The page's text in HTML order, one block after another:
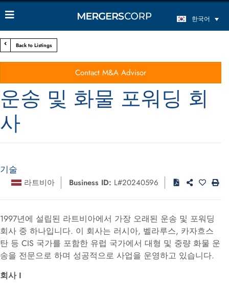
한국어
Back to Listings
Contact M&A Advisor
운송 및 화물 포워딩 회
사
기술
라트비아 Business ID: L#20240596
1997년에 설립된 라트비아에서 가장 오래된 운송 및 포워딩
회사 중 하나입니다. 이 회사는 러시아, 벨라루스, 카자흐스
탄 등 CIS 국가를 포함한 유럽 국가에서 대형 및 중량 화물 운
송을 전문으로 하며 성공적으로 사업을 운영하고 있습니다.
회사 I